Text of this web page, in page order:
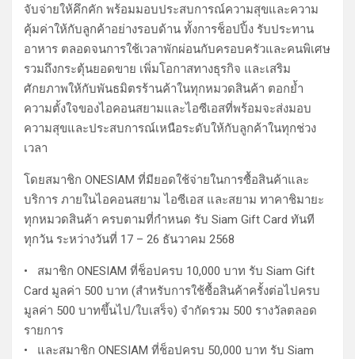
จับจ่ายให้คึกคัก พร้อมมอบประสบการณ์ความสุขและความ
คุ้มค่าให้กับลูกค้าอย่างรอบด้าน ทั้งการช็อปปิ้ง รับประทาน
อาหาร ตลอดจนการใช้เวลาพักผ่อนกับครอบครัวและคนพิเศษ
รวมถึงกระตุ้นยอดขาย เพิ่มโอกาสทางธุรกิจ และเสริม
ศักยภาพให้กับพันธมิตรร้านค้าในทุกหมวดสินค้า ตอกย้ำ
ความตั้งใจของไอคอนสยามและไอซีเอสที่พร้อมจะส่งมอบ
ความสุขและประสบการณ์เหนือระดับให้กับลูกค้าในทุกช่วง
เวลา
โดยสมาชิก ONESIAM ที่มียอดใช้จ่ายในการซื้อสินค้าและ
บริการ ภายในไอคอนสยาม ไอซีเอส และสยาม ทาคาชิมายะ
ทุกหมวดสินค้า ครบตามที่กำหนด รับ Siam Gift Card ทันที
ทุกวัน ระหว่างวันที่ 17 – 26 ธันวาคม 2568
• สมาชิก ONESIAM ที่ช็อปครบ 10,000 บาท รับ Siam Gift
Card มูลค่า 500 บาท (สำหรับการใช้ซื้อสินค้าครั้งต่อไปครบ
มูลค่า 500 บาทขึ้นไป/ใบเสร็จ) จำกัดรวม 500 รางวัลตลอด
รายการ
• และสมาชิก ONESIAM ที่ช็อปครบ 50,000 บาท รับ Siam